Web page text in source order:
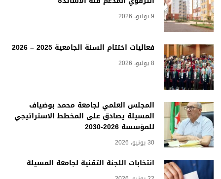
9 يوليو، 2026
فعاليات اختتام السنة الجامعية 2025 – 2026
8 يوليو، 2026
المجلس العلمي لجامعة محمد بوضياف
المسيلة يصادق على المخطط الاستراتيجي
للمؤسسة 2026-2030
30 يونيو، 2026
انتخابات اللجنة التقنية لجامعة المسيلة